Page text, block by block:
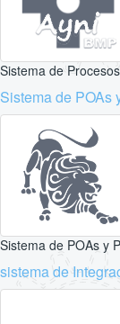
Sistema de
Sistema de POAs
Sistema de POAs y
sistema de